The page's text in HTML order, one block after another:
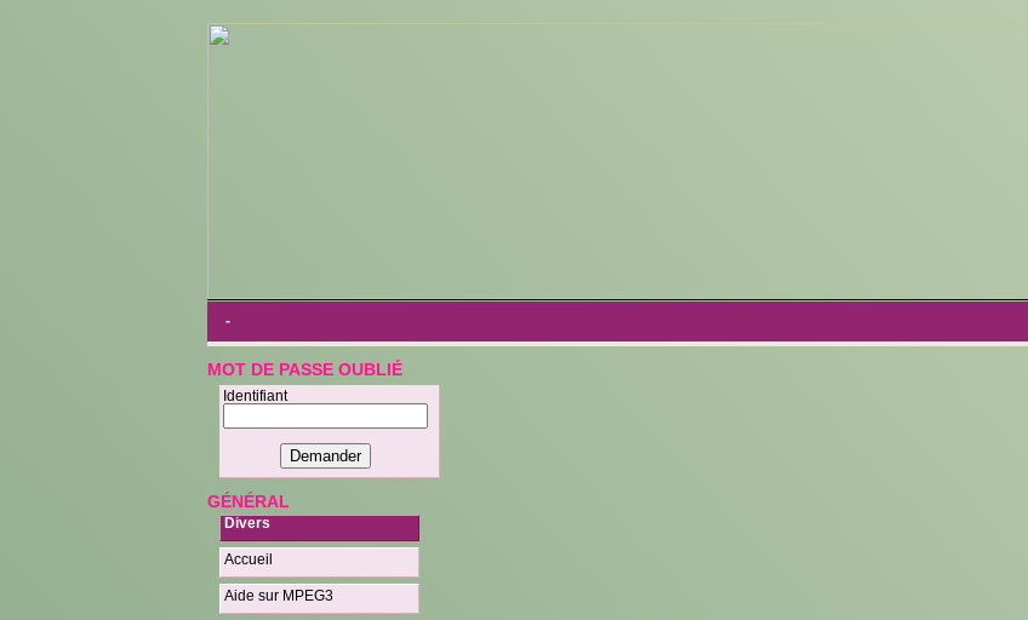
-
MOT DE PASSE OUBLIÉ
Identifiant
GÉNÉRAL
Divers
Accueil
Aide sur MPEG3